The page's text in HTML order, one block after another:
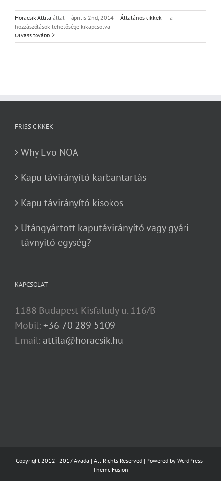
Horacsik Attila által | április 2nd, 2014 | Általános cikkek | Távirányítók
bejegyzéshez
a
hozzászólások lehetősége kikapcsolva
Olvass tovább
FRISS CIKKEK
Why Evo NOA
Kapu távirányító karbantartás
Kapu távirányító kisokos
Utángyártott kaputávirányító vagy gyári
távnyitó egység?
KAPCSOLAT
1188 Budapest Kisfaludy u. 116/B
Mobil:+36 70 289 5109
Email: attila@horacsik.hu
Copyright 2012 - 2017 Avada | All Rights Reserved | Powered by WordPress|
Theme Fusion